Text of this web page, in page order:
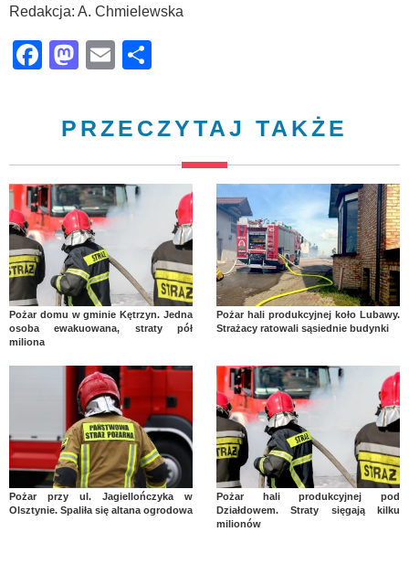
Redakcja: A. Chmielewska
Facebook
Mastodon
Email
PRZECZYTAJ TAKŻE
Pożar domu w gminie Kętrzyn. Jedna
osoba ewakuowana, straty pół
miliona
Pożar hali produkcyjnej koło Lubawy.
Strażacy ratowali sąsiednie budynki
Pożar przy ul. Jagiellończyka w
Olsztynie. Spaliła się altana ogrodowa
Pożar hali produkcyjnej pod
Działdowem. Straty sięgają kilku
milionów